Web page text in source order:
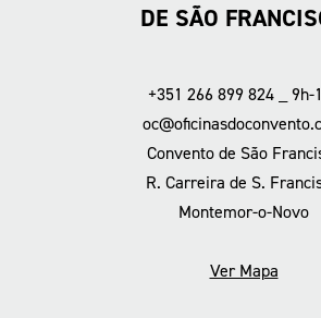
DE SÃO
+351 266 899 824 _ 9h-
Convento de São
R. Carreira de S.
Montemor-o-Novo
Ver Mapa